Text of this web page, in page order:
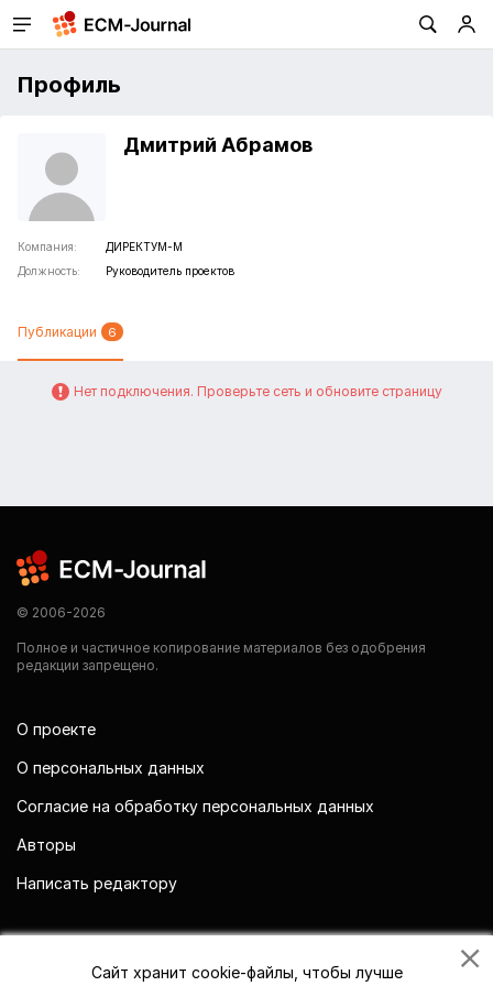
Профиль
Дмитрий Абрамов
Компания:
ДИРЕКТУМ-М
Должность:
Руководитель проектов
Публикации 6
Нет подключения. Проверьте сеть и обновите страницу
© 2006-2026
Полное и частичное копирование материалов без одобрения
редакции запрещено.
О проекте
О персональных данных
Согласие на обработку персональных данных
Авторы
Написать редактору
Сайт хранит cookie-файлы, чтобы лучше